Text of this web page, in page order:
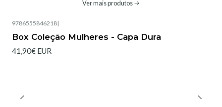
Ver mais produtos
9786555846218|
Box Coleção Mulheres - Capa Dura
41,90€ EUR